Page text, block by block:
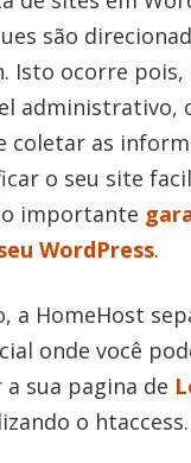
são
Isto ocorre pois,
administrativo,
coletar as
o seu site
importante
WordPress.
a HomeHost
onde você
sua pagina de
o htaccess.